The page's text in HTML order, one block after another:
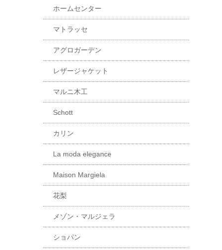
ホームセンター
マトラッセ
アグロガーデン
レザージャケット
マルニ木工
Schott
カリン
La moda elegance
Maison Margiela
花梨
メゾン・マルジェラ
ショパン